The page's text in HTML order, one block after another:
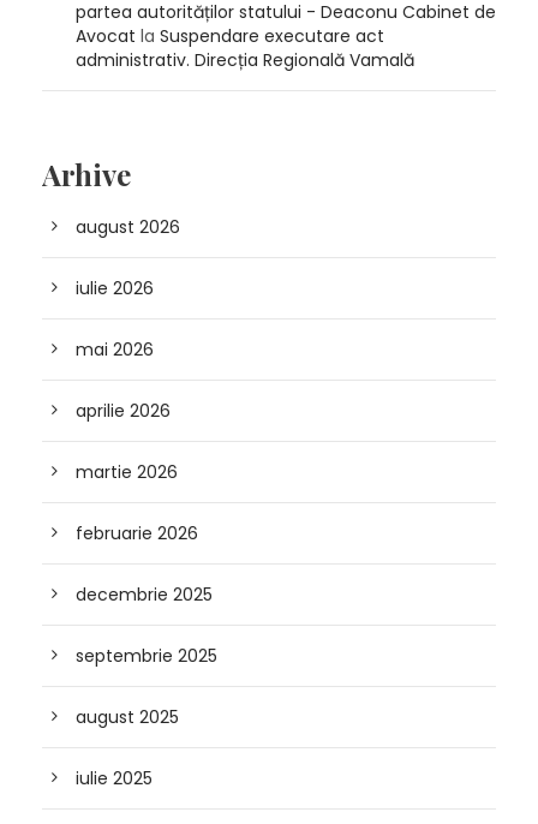
partea autorităților statului - Deaconu Cabinet de
Avocat la Suspendare executare act
administrativ. Direcția Regională Vamală
Arhive
august 2026
iulie 2026
mai 2026
aprilie 2026
martie 2026
februarie 2026
decembrie 2025
septembrie 2025
august 2025
iulie 2025